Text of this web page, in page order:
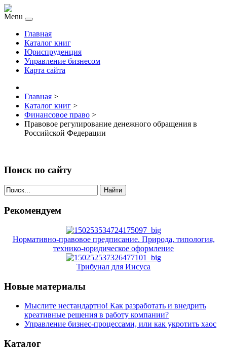
Menu
Главная
Каталог книг
Юриспруденция
Управление бизнесом
Карта сайта
Главная >
Каталог книг >
Финансовое право >
Правовое регулирование денежного обращения в
Российской Федерации
Поиск по сайту
Найти
Рекомендуем
Нормативно-правовое предписание. Природа, типология,
технико-юридическое оформление
Трибунал для Иисуса
Новые материалы
Мыслите нестандартно! Как разработать и внедрить
креативные решения в работу компании?
Управление бизнес-процессами, или как укротить хаос
Каталог